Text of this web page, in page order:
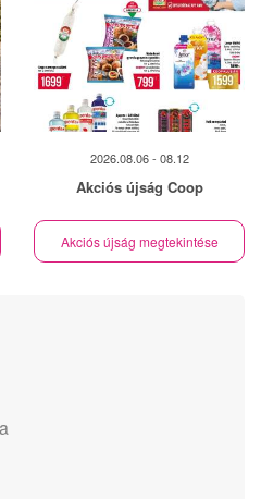
2026.08.06 - 08.12
Akciós újság Coop
Akciós újság megtekintése